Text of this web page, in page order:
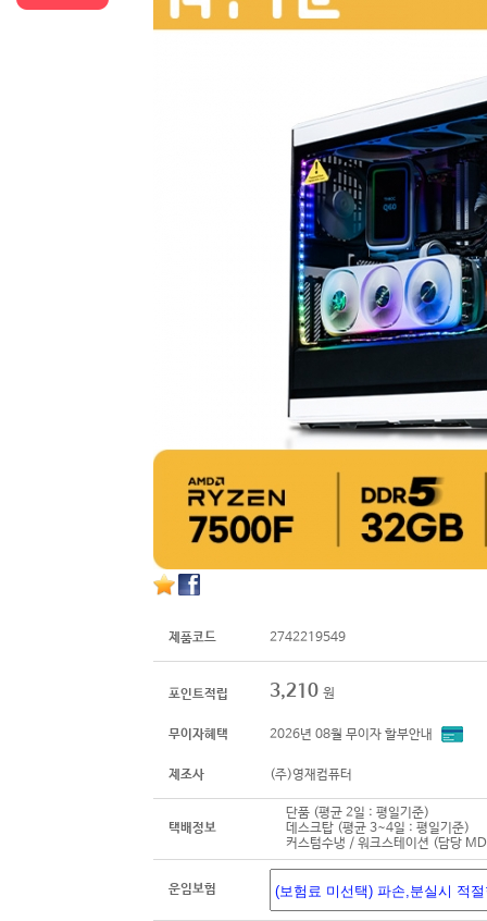
제품코드 2742219549
포인트적립 3,210 원
무이자혜택 2026년 08월 무이자 할부안내
제조사 (주)영재컴퓨터
택배정보
단품 (평균 2일 : 평일기준)
데스크탑 (평균 3~4일 : 평일기준)
커스텀수냉 / 워크스테이션 (담당
운임보험